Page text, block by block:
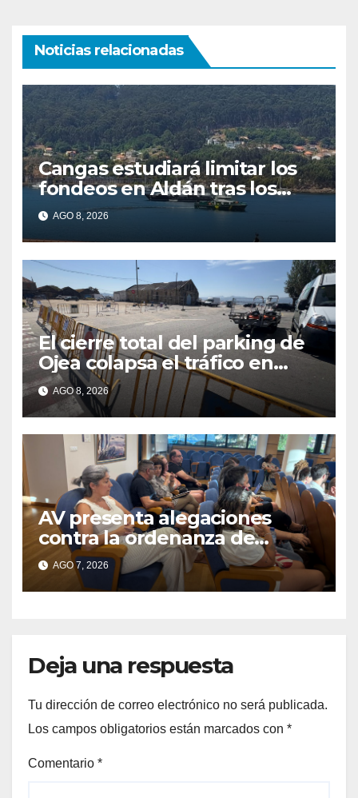
Noticias relacionadas
Cangas estudiará limitar los
fondeos en Aldán tras los
últimos episodios de
contaminación en O Con
AGO 8, 2026
El cierre total del parking de
Ojea colapsa el tráfico en
Cangas
AGO 8, 2026
AV presenta alegaciones
contra la ordenanza de
residuos del Morrazo por
considerar que impone
cargas “desproporcionadas”
AGO 7, 2026
Deja una respuesta
Tu dirección de correo electrónico no será publicada.
Los campos obligatorios están marcados con *
Comentario *